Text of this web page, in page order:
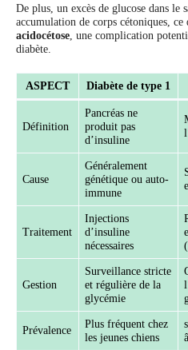
De plus, un excès de glucose dans le
accumulation de corps cétoniques,
acidocétose , une complication
diabète.
ASPECT Diabète de type 1
Définition
Pancréas ne
produit pas
d’insuline
Cause
Généralement
génétique ou auto-
immune
Traitement
Injections
d’insuline
nécessaires
Gestion
Surveillance stricte
et régulière de la
glycémie
Prévalence
Plus fréquent chez
les jeunes chiens